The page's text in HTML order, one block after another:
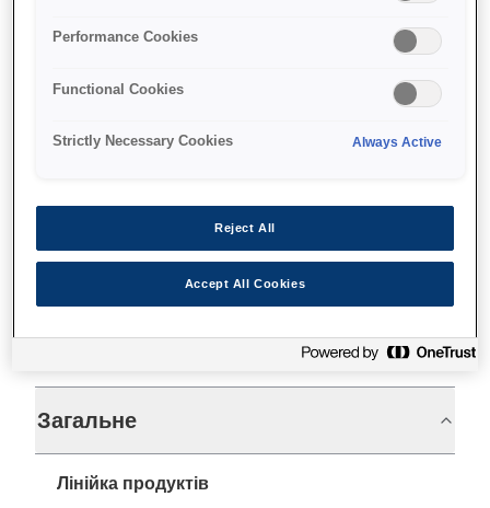
Технічні характеристики
Загальне
Лінійка продуктів
Performance Cookies
Functional Cookies
Strictly Necessary Cookies Always Active
Reject All
Accept All Cookies